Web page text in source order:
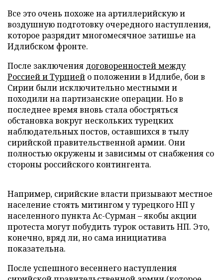
Все это очень похоже на артиллерийскую и
воздушную подготовку очередного наступления,
которое разрядит многомесячное затишье на
Идлибском фронте.
После заключения договоренностей между
Россией и Турцией о положении в Идлибе, бои в
Сирии были исключительно местными и
походили на партизанские операции. Но в
последнее время вновь стала обостряться
обстановка вокруг нескольких турецких
наблюдательных постов, оставшихся в тылу
сирийской правительственной армии. Они
полностью окружены и зависимы от снабжения со
стороны российского контингента.
Например, сирийские власти призывают местное
население стоять митингом у турецкого НП у
населенного пункта Ас-Сурман – якобы акции
протеста могут побудить турок оставить НП. Это,
конечно, вряд ли, но сама инициатива
показательна.
После успешного весеннего наступления